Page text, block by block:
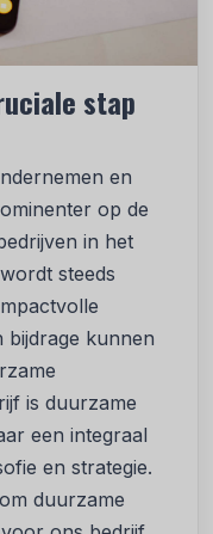
stap
en
op de
in het
steeds
bijdrage kunnen
is duurzame
een integraal
en strategie.
duurzame